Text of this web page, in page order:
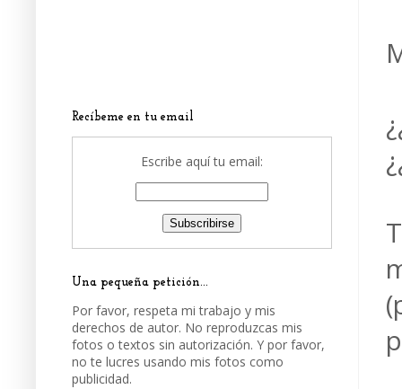
Recíbeme en tu email
Escribe aquí tu email:
Una pequeña petición...
Por favor, respeta mi trabajo y mis
derechos de autor. No reproduzcas mis
fotos o textos sin autorización. Y por favor,
no te lucres usando mis fotos como
publicidad.